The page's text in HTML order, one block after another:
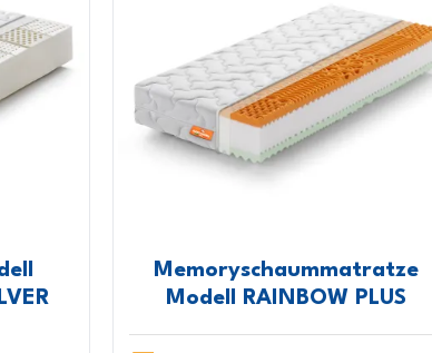
Memoryschaummatratze
Modell RAINBOW PLUS